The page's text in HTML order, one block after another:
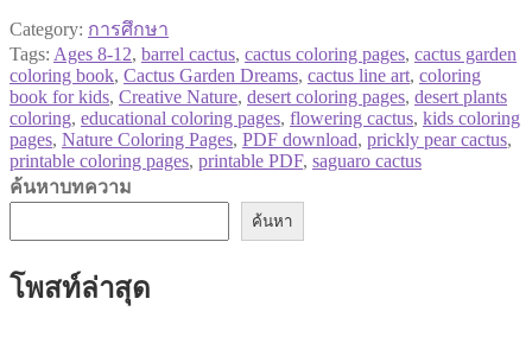
Category: การศึกษา
Tags: Ages 8-12, barrel cactus, cactus coloring pages, cactus garden
coloring book, Cactus Garden Dreams, cactus line art, coloring
book for kids, Creative Nature, desert coloring pages, desert plants
coloring, educational coloring pages, flowering cactus, kids coloring
pages, Nature Coloring Pages, PDF download, prickly pear cactus,
printable coloring pages, printable PDF, saguaro cactus
ค้นหาบทความ
ค้นหา
โพสท์ล่าสุด